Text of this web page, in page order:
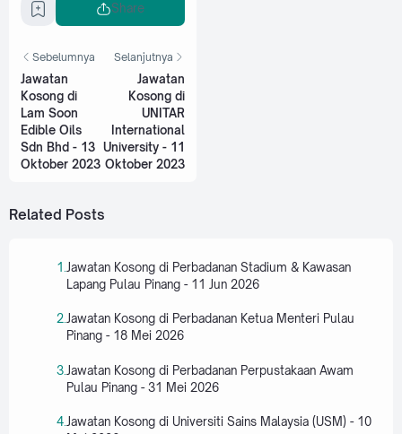
Share
Sebelumnya
Jawatan
Kosong di
Lam Soon
Edible Oils
Sdn Bhd - 13
Oktober 2023
Selanjutnya
Jawatan
Kosong di
UNITAR
International
University - 11
Oktober 2023
Related Posts
Jawatan Kosong di Perbadanan Stadium & Kawasan
Lapang Pulau Pinang - 11 Jun 2026
Jawatan Kosong di Perbadanan Ketua Menteri Pulau
Pinang - 18 Mei 2026
Jawatan Kosong di Perbadanan Perpustakaan Awam
Pulau Pinang - 31 Mei 2026
Jawatan Kosong di Universiti Sains Malaysia (USM) - 10